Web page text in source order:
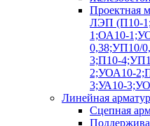
Проектная
ЛЭП (П10-
1;ОА10-
0,38;УП10/
3;П10-
2;УОА10-
3;УА10-
Линейная
Сцепная